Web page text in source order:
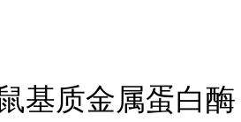
基质金属蛋白酶